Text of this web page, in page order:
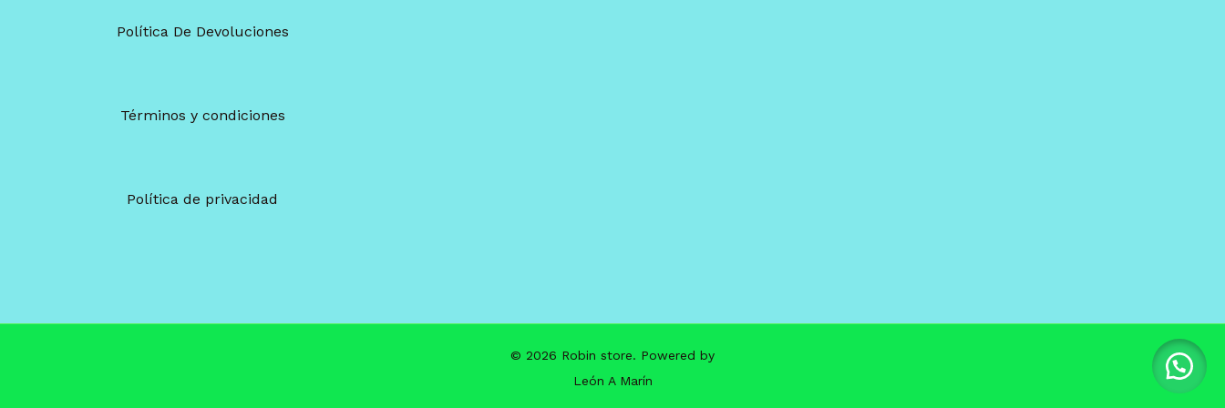
Política De Devoluciones
Términos y condiciones
Política de privacidad
© 2026 Robin store. Powered by
León A Marín